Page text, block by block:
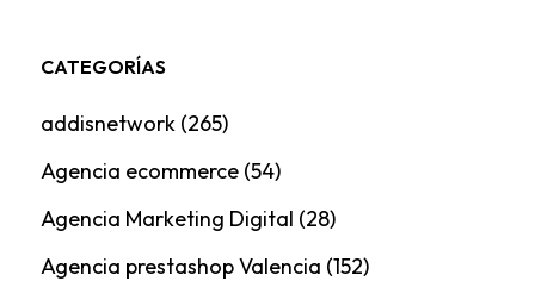
CATEGORÍAS
addisnetwork(265)
Agencia ecommerce(54)
Agencia Marketing Digital (28)
Agencia prestashop Valencia (152)